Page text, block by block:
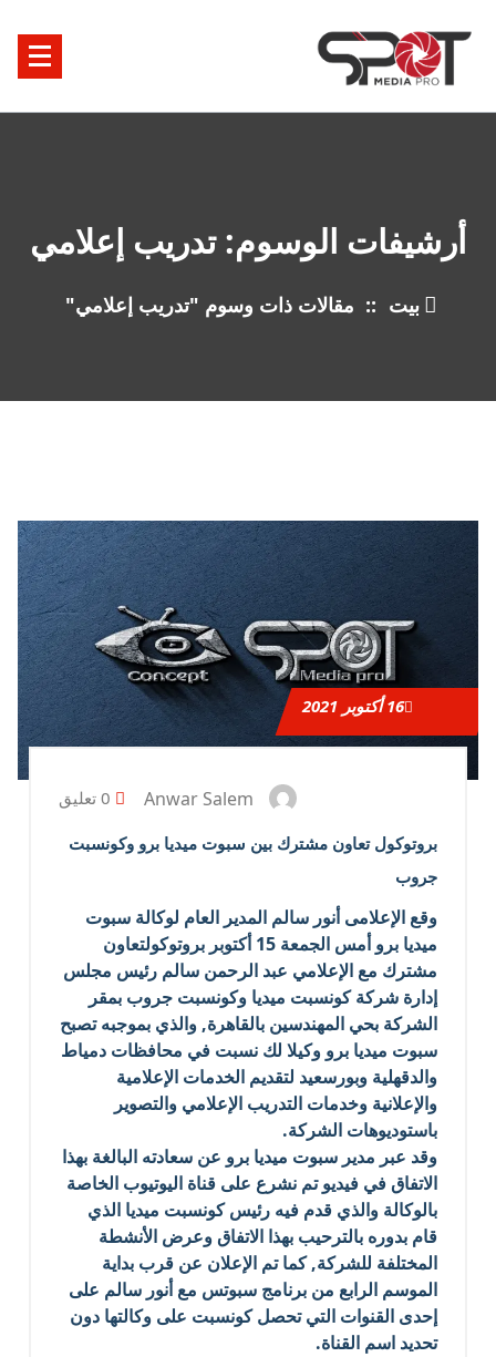
أرشيفات الوسوم: تدريب إعلامي
بيت :: مقالات ذات وسوم "تدريب إعلامي"
16أكتوبر 2021
Anwar Salem 0 تعليق
بروتوكول تعاون مشترك بين سبوت ميديا برو وكونسبت
جروب
وقع الإعلامى أنور سالم المدير العام لوكالة سبوت
ميديا برو أمس الجمعة 15 أكتوبر بروتوكولتعاون
مشترك مع الإعلامي عبد الرحمن سالم رئيس مجلس
إدارة شركة كونسبت ميديا وكونسبت جروب بمقر
الشركة بحي المهندسين بالقاهرة, والذي بموجبه تصبح
سبوت ميديا برو وكيلا لك نسبت في محافظات دمياط
والدقهلية وبورسعيد لتقديم الخدمات الإعلامية
والإعلانية وخدمات التدريب الإعلامي والتصوير
باستوديوهات الشركة.
وقد عبر مدير سبوت ميديا برو عن سعادته البالغة بهذا
الاتفاق في فيديو تم نشرع على قناة اليوتيوب الخاصة
بالوكالة والذي قدم فيه رئيس كونسبت ميديا الذي
قام بدوره بالترحيب بهذا الاتفاق وعرض الأنشطة
المختلفة للشركة, كما تم الإعلان عن قرب بداية
الموسم الرابع من برنامج سبوتس مع أنور سالم على
إحدى القنوات التي تحصل كونسبت على وكالتها دون
تحديد اسم القناة.